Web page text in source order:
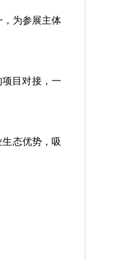
为参展主体
目对接，一
态优势，吸